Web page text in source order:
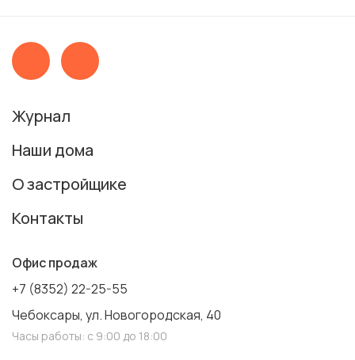
Журнал
Наши дома
О застройщике
Контакты
Офис продаж
+7 (8352) 22-25-55
Чебоксары, ул. Новогородская, 40
Часы работы: с 9:00 до 18:00